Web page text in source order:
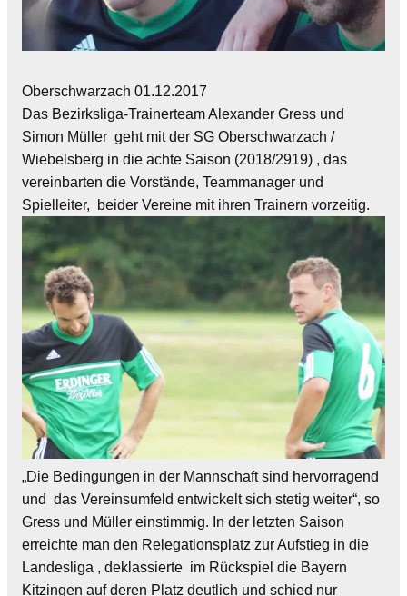
Oberschwarzach 01.12.2017
Das Bezirksliga-Trainerteam Alexander Gress und
Simon Müller geht mit der SG Oberschwarzach /
Wiebelsberg in die achte Saison (2018/2919) , das
vereinbarten die Vorstände, Teammanager und
Spielleiter, beider Vereine mit ihren Trainern vorzeitig.
„Die Bedingungen in der Mannschaft sind hervorragend
und das Vereinsumfeld entwickelt sich stetig weiter“, so
Gress und Müller einstimmig. In der letzten Saison
erreichte man den Relegationsplatz zur Aufstieg in die
Landesliga , deklassierte im Rückspiel die Bayern
Kitzingen auf deren Platz deutlich und schied nur